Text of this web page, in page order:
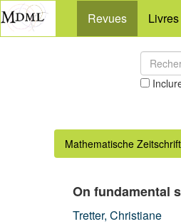
Revues Livres
Mathematische Zeitschrift
On fundamental
Tretter, Christiane